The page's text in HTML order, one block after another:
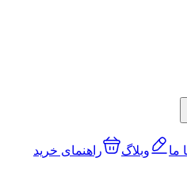
ما وبلاگ راهنمای خرید